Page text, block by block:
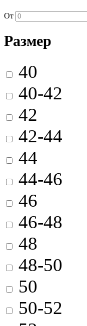
От
Размер
40
40-42
42
42-44
44
44-46
46
46-48
48
48-50
50
50-52